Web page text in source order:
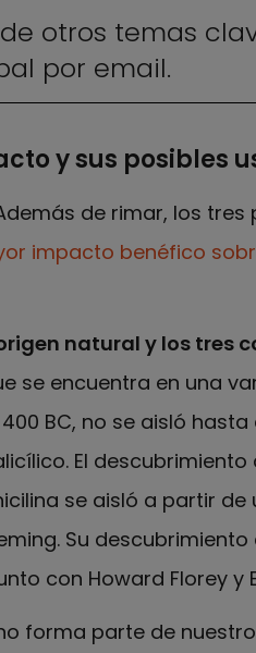
otros temas
por email.
y sus posibles
de rimar, los
impacto benéfico
natural y los tres
se encuentra en una
BC, no se aisló hasta
El
se aisló a partir
Su
con Howard Florey y
forma parte de